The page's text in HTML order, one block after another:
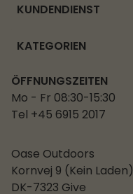
KUNDENDIENST
KATEGORIEN
ÖFFNUNGSZEITEN
Mo - Fr 08:30-15:30
Tel +45 6915 2017
Oase Outdoors
Kornvej 9 (Kein Laden)
DK-7323 Give